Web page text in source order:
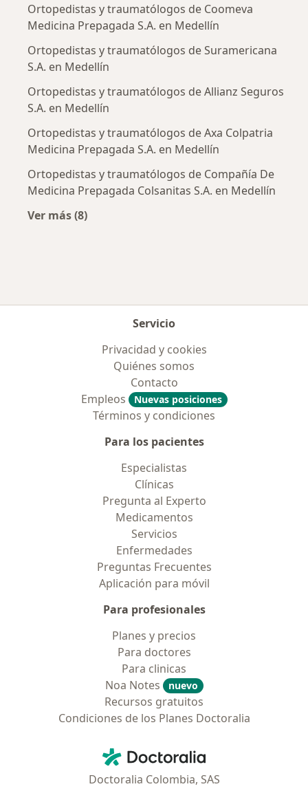
Ortopedistas y traumatólogos de Coomeva
Medicina Prepagada S.A. en Medellín
Ortopedistas y traumatólogos de Suramericana
S.A. en Medellín
Ortopedistas y traumatólogos de Allianz Seguros
S.A. en Medellín
Ortopedistas y traumatólogos de Axa Colpatria
Medicina Prepagada S.A. en Medellín
Ortopedistas y traumatólogos de Compañía De
Medicina Prepagada Colsanitas S.A. en Medellín
Ver más (8)
Servicio
Privacidad y cookies
Quiénes somos
Contacto
Empleos
Nuevas posiciones
Términos y condiciones
Para los pacientes
Especialistas
Clínicas
Pregunta al Experto
Medicamentos
Servicios
Enfermedades
Preguntas Frecuentes
Aplicación para móvil
Para profesionales
Planes y precios
Para doctores
Para clinicas
Noa Notes
nuevo
Recursos gratuitos
Condiciones de los Planes Doctoralia
Doctoralia - Página de inicio
Doctoralia Colombia, SAS